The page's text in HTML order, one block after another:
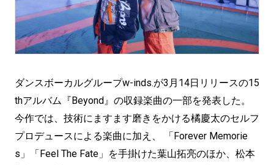
ダンスボーカルグループw-inds.が3月14日リリースの15
thアルバム『Beyond』の収録楽曲の一部を発表した。
今作では、技術にますます磨きをかける橘慶太のセルフ
プロデュースによる楽曲に加え、 「Forever Memorie
s」「Feel The Fate」を手掛けた葉山拓亮のほか、松本